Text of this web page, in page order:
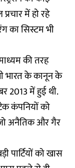
में हो रहे
का सिस्टम भी
की तरह
भारत के कानून के
2013 में हुई थी.
कंपनियों को
अनैतिक और गैर
पार्टियों को खास